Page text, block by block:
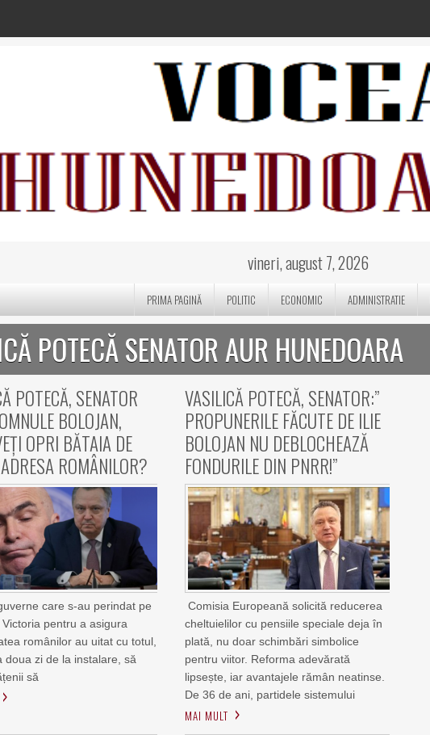
vineri, august 7, 2026
PRIMA PAGINĂ POLITIC ECONOMIC ADMINISTRATIE
POTECĂ SENATOR AUR HUNEDOARA
POTECĂ, SENATOR
BOLOJAN,
OPRI BĂTAIA DE
ROMÂNILOR?
care s-au perindat pe
Victoria pentru a asigura
românilor au uitat cu totul,
doua zi de la instalare, să
să
VASILICĂ POTECĂ, SENATOR:”
PROPUNERILE FĂCUTE DE ILIE
BOLOJAN NU DEBLOCHEAZĂ
FONDURILE DIN PNRR!”
Comisia Europeană solicită reducerea
cheltuielilor cu pensiile speciale deja în
plată, nu doar schimbări simbolice
pentru viitor. Reforma adevărată
lipsește, iar avantajele rămân neatinse.
De 36 de ani, partidele sistemului
MAI MULT